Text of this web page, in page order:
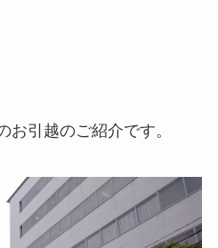
お引越のご紹介です。